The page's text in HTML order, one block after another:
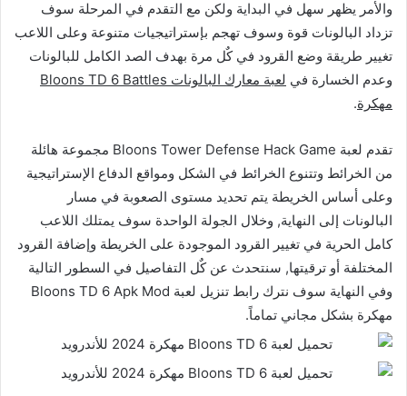
والأمر يظهر سهل في البداية ولكن مع التقدم في المرحلة سوف
تزداد البالونات قوة وسوف تهجم بإستراتيجيات متنوعة وعلى اللاعب
تغيير طريقة وضع القرود في كٌل مرة بهدف الصد الكامل للبالونات
وعدم الخسارة في
لعبة معارك البالونات Bloons TD 6 Battles
مهكرة.
تقدم لعبة Bloons Tower Defense Hack Game مجموعة هائلة
من الخرائط وتتنوع الخرائط في الشكل ومواقع الدفاع الإستراتيجية
وعلى أساس الخريطة يتم تحديد مستوى الصعوبة في مسار
البالونات إلى النهاية, وخلال الجولة الواحدة سوف يمتلك اللاعب
كامل الحرية في تغيير القرود الموجودة على الخريطة وإضافة القرود
المختلفة أو ترقيتها, سنتحدث عن كٌل التفاصيل في السطور التالية
وفي النهاية سوف نترك رابط تنزيل لعبة Bloons TD 6 Apk Mod
مهكرة بشكل مجاني تماماً.